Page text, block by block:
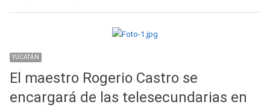
YUCATÁN
El maestro Rogerio Castro se
encargará de las telesecundarias en